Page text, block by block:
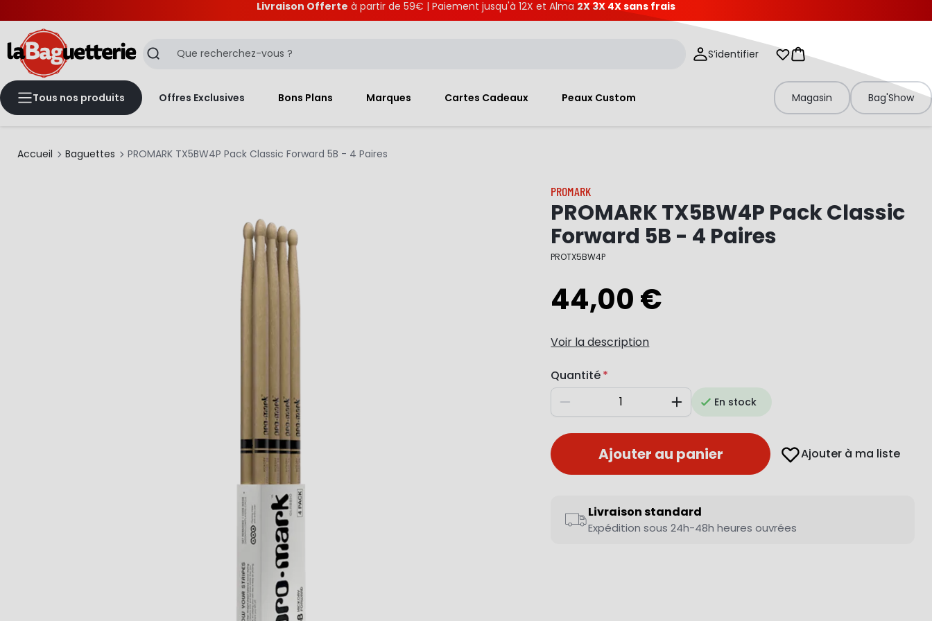
Livraison Offerte à partir de 59€ | Paiement jusqu'à 12X et Alma2X 3X 4X sans frais
Recherche S’identifier Mes listes d'envies
Panier
Tous nos produits Offres Exclusives Bons Plans Marques Cartes Cadeaux Peaux Custom Magasin Bag'Show
Accueil Baguettes PROMARK TX5BW4P Pack Classic Forward 5B - 4 Paires
PROMARK
PROMARK TX5BW4P Pack Classic
Forward 5B - 4 Paires
PROTX5BW4P
44,00 €
Voir la description
Quantité
Diminuer AugmenterEn stock
Ajouter au panier Ajouter à ma liste
Livraison standard
Expédition sous 24h-48h heures ouvrées